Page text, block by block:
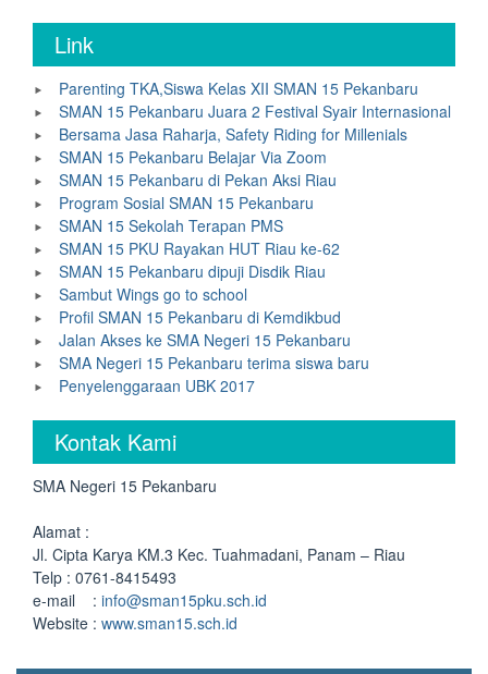
Link
Parenting TKA,Siswa Kelas XII SMAN 15 Pekanbaru
SMAN 15 Pekanbaru Juara 2 Festival Syair Internasional
Bersama Jasa Raharja, Safety Riding for Millenials
SMAN 15 Pekanbaru Belajar Via Zoom
SMAN 15 Pekanbaru di Pekan Aksi Riau
Program Sosial SMAN 15 Pekanbaru
SMAN 15 Sekolah Terapan PMS
SMAN 15 PKU Rayakan HUT Riau ke-62
SMAN 15 Pekanbaru dipuji Disdik Riau
Sambut Wings go to school
Profil SMAN 15 Pekanbaru di Kemdikbud
Jalan Akses ke SMA Negeri 15 Pekanbaru
SMA Negeri 15 Pekanbaru terima siswa baru
Penyelenggaraan UBK 2017
Kontak Kami
SMA Negeri 15 Pekanbaru
Alamat :
Jl. Cipta Karya KM.3 Kec. Tuahmadani, Panam – Riau
Telp : 0761-8415493
e-mail : info@sman15pku.sch.id
Website : www.sman15.sch.id